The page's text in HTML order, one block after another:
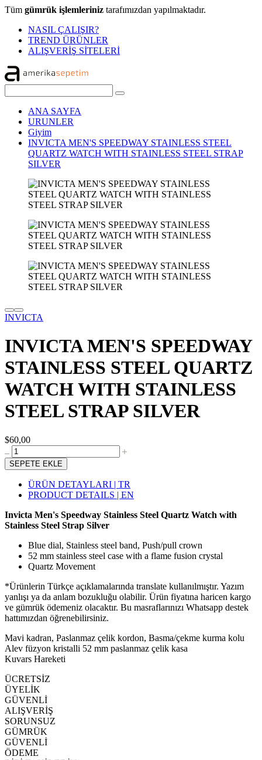
Tüm gümrük işlemleriniz tarafımızdan yapılmaktadır.
NASIL ÇALIŞIR?
TREND ÜRÜNLER
ALIŞVERİŞ SİTELERİ
ANA SAYFA
URUNLER
Giyim
INVICTA MEN'S SPEEDWAY STAINLESS STEEL
QUARTZ WATCH WITH STAINLESS STEEL STRAP
SILVER
INVICTA
INVICTA MEN'S SPEEDWAY
STAINLESS STEEL QUARTZ
WATCH WITH STAINLESS
STEEL STRAP SILVER
$60,00
SEPETE EKLE
ÜRÜN DETAYLARI | TR
PRODUCT DETAILS | EN
Invicta Men's Speedway Stainless Steel Quartz Watch with
Stainless Steel Strap Silver
Blue dial, Stainless steel band, Push/pull crown
52 mm stainless steel case with a flame fusion crystal
Quartz Movement
*Ürünlerin Türkçe açıklamalarında translate kullanılmıştır. Yazım
yanlışı ya da anlam bozukluğu olabilir. Ürün fiyatına haricen kargo
ve gümrük ödemeniz olacaktır. Bu masraflarınızı Whatsapp destek
hattımızdan öğrenebilirsiniz.
Mavi kadran, Paslanmaz çelik kordon, Basma/çekme kurma kolu
Alev füzyon kristalli 52 mm paslanmaz çelik kasa
Kuvars Hareketi
ÜCRETSİZ
ÜYELİK
GÜVENLİ
ALIŞVERİŞ
SORUNSUZ
GÜMRÜK
GÜVENLİ
ÖDEME